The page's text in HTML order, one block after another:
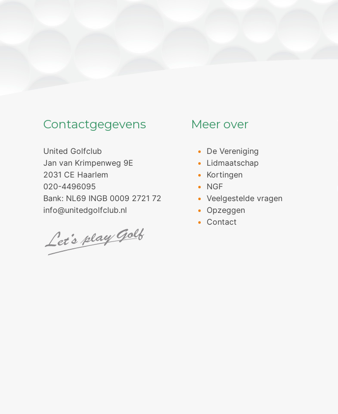
Contactgegevens
United Golfclub
Jan van Krimpenweg 9E
2031 CE Haarlem
020-4496095
Bank: NL69 INGB 0009 2721 72
info@unitedgolfclub.nl
Meer over
De Vereniging
Lidmaatschap
Kortingen
NGF
Veelgestelde vragen
Opzeggen
Contact